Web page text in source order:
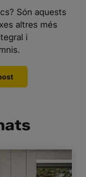
Són aquests
altres més
i